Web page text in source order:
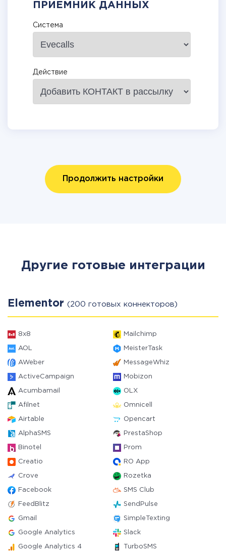
ПРИЕМНИК ДАННЫХ
Система
Действие
Продолжить настройки
Другие готовые интеграции
Elementor (200 готовых коннекторов)
8x8 Mailchimp
AOL MeisterTask
AWeber MessageWhiz
ActiveCampaign Mobizon
Acumbamail OLX
Afilnet Omnicell
Airtable Opencart
AlphaSMS PrestaShop
Binotel Prom
Creatio RO App
Crove Rozetka
Facebook SMS Club
FeedBlitz SendPulse
Gmail SimpleTexting
Google Analytics Slack
Google Analytics 4 TurboSMS